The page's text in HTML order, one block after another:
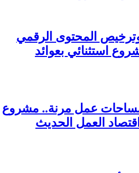
وترخيص المحتوى الرقمي
استثنائي بعوائد
عمل مرنة.. مشروع
العمل الحديث